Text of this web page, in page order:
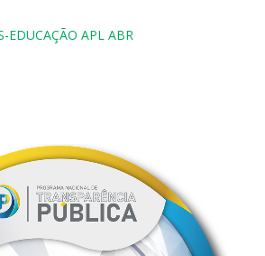
EDUCAÇÃO APL ABR